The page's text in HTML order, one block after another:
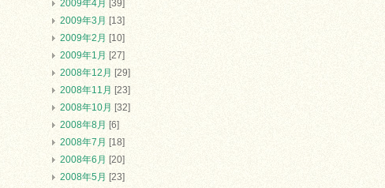
2009年4月 [39]
2009年3月 [13]
2009年2月 [10]
2009年1月 [27]
2008年12月 [29]
2008年11月 [23]
2008年10月 [32]
2008年8月 [6]
2008年7月 [18]
2008年6月 [20]
2008年5月 [23]